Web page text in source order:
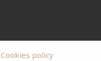
Cookies policy